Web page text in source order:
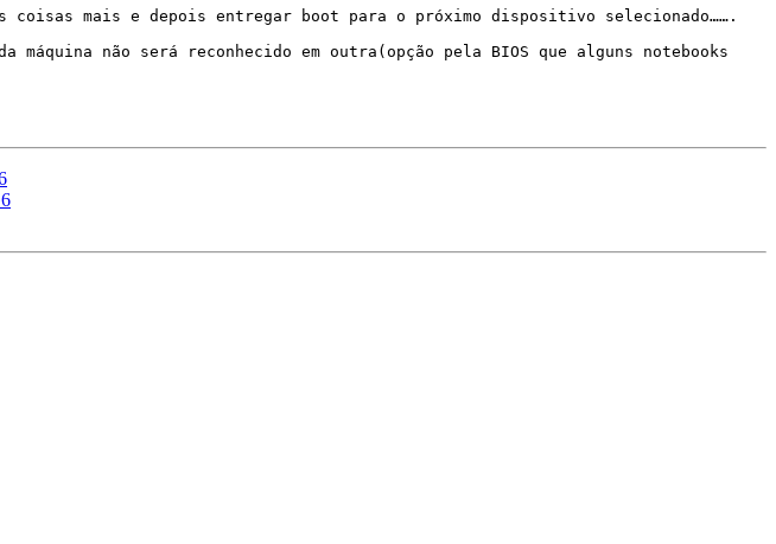
coisas mais e depois entregar boot para o próximo dispositivo selecionado…….
não será reconhecido em outra(opção pela BIOS que alguns notebooks